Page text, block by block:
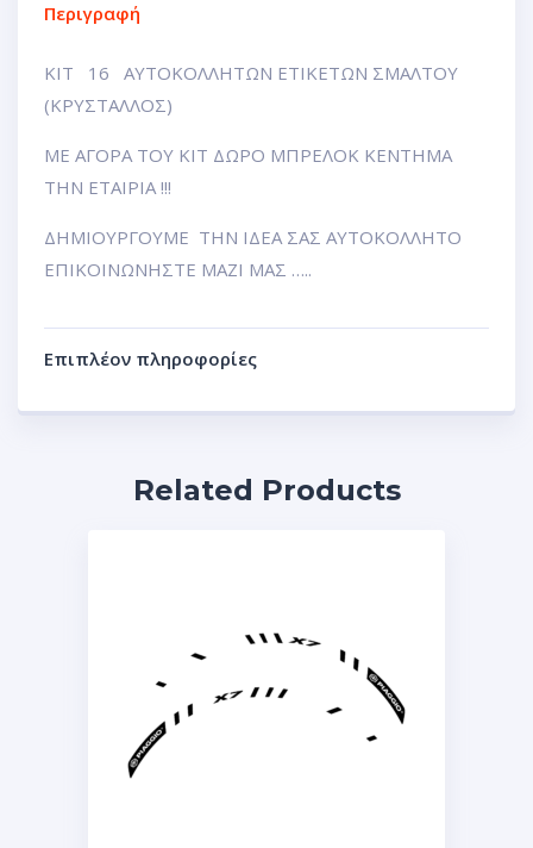
Περιγραφή
ΚΙΤ 16 ΑΥΤΟΚΟΛΛΗΤΩΝ ΕΤΙΚΕΤΩΝ ΣΜΑΛΤΟΥ
(ΚΡΥΣΤΑΛΛΟΣ)
ΜΕ ΑΓΟΡΑ ΤΟΥ ΚΙΤ ΔΩΡΟ ΜΠΡΕΛΟΚ ΚΕΝΤΗΜΑ
ΤΗΝ ΕΤΑΙΡΙΑ !!!
ΔΗΜΙΟΥΡΓΟΥΜΕ ΤΗΝ ΙΔΕΑ ΣΑΣ ΑΥΤΟΚΟΛΛΗΤΟ
ΕΠΙΚΟΙΝΩΝΗΣΤΕ ΜΑΖΙ ΜΑΣ …..
Επιπλέον πληροφορίες
Related Products